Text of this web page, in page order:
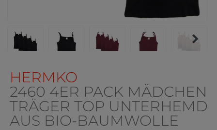
HERMKO
2460 4ER PACK MÄDCHEN
TRÄGER TOP UNTERHEMD
AUS BIO-BAUMWOLLE